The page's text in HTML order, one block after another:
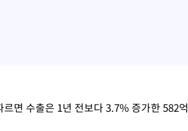
면 수출은 1년 전보다 3.7% 증가한 582